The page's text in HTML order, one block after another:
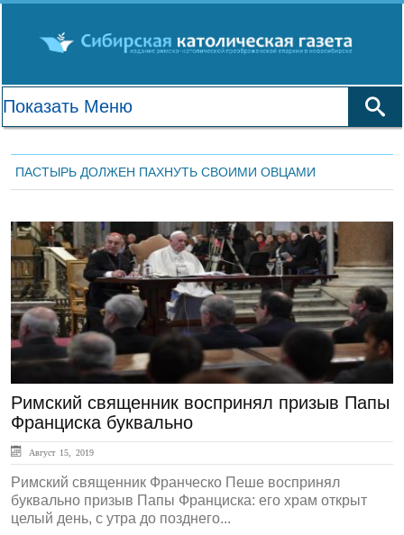
ПАСТЫРЬ ДОЛЖЕН ПАХНУТЬ СВОИМИ ОВЦАМИ
ЛЕНТА НОВОСТЕЙ
Римский священник воспринял призыв Папы
Франциска буквально
Август 15, 2019
Римский священник Франческо Пеше воспринял
буквально призыв Папы Франциска: его храм открыт
целый день, с утра до позднего...